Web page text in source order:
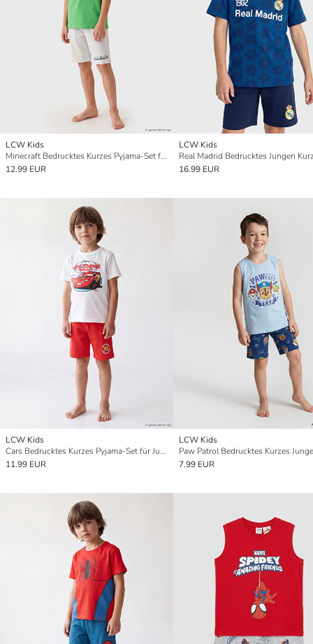
LCW Kids
Minecraft Bedrucktes Kurzes Pyjama-Set für Jungen
12.99 EUR
LCW Kids
16.99 EUR
LCW Kids
Cars Bedrucktes Kurzes Pyjama-Set für Jungen
11.99 EUR
LCW Kids
7.99 EUR